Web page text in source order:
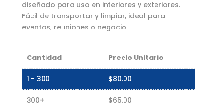
diseñado para uso en interiores y exteriores.
Fácil de transportar y limpiar, ideal para
eventos, reuniones o negocio.
Cantidad Precio Unitario
1 - 300 $80.00
300+ $65.00